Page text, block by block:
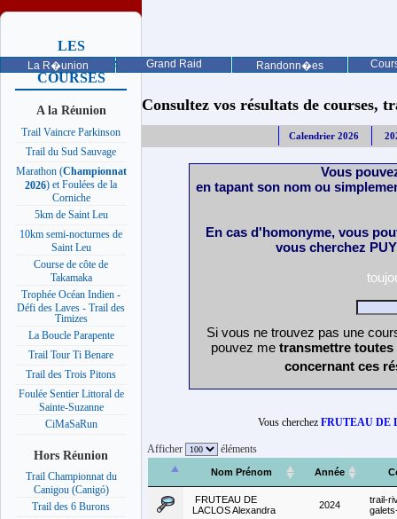
La R�union Grand Raid Randonn�es
LES
PROCHAINES
COURSES
A la Réunion
Trail Vaincre Parkinson
Trail du Sud Sauvage
Marathon (Championnat
2026) et Foulées de la
Corniche
5km de Saint Leu
10km semi-nocturnes de
Saint Leu
Course de côte de
Takamaka
Trophée Océan Indien -
Défi des Laves - Trail des
Timizes
La Boucle Parapente
Trail Tour Ti Benare
Trail des Trois Pitons
Foulée Sentier Littoral de
Sainte-Suzanne
CiMaSaRun
Hors Réunion
Trail Championnat du
Canigou (Canigó)
Trail des 6 Burons
Consultez vos résultats de courses,
Calendrier 2026
Vous
en tapant son nom ou
En cas d'homonyme, vous
vous cherchez
Si vous ne trouvez pas une
pouvez me transmettre
concernant ces
Vous cherchez FRUTEAU DE
Afficher éléments
Nom Prénom Année
FRUTEAU DE
LACLOS Alexandra
2024
trail-